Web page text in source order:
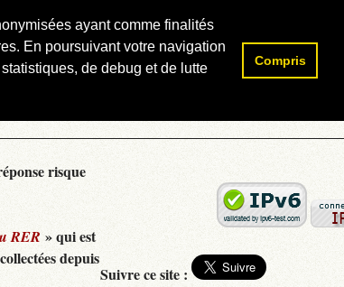
ayant comme finalités
En poursuivant votre navigation
de debug et de lutte
Compris
risque
RER » qui est
depuis
Rechercher :
Suivre ce site :